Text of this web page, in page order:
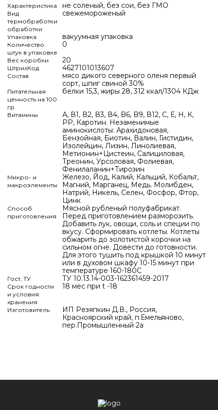
Характеристика не соленый, без сои, без ГМО
Вид
термобработки
обработки
свежемороженый
Упаковка вакуумная упаковка
Количество
штук в упаковке
0
Вес коробки 20
ШтрихКод 4627101013607
Состав
мясо дикого северного оленя первый
сорт, шпиг свиной 30%
Питательная
ценность на 100
гр
белки 15,3, жиры 28, 312 ккал/1304 КДж
Витамины
А, В1, В2, В3, В4, B6, B9, В12, С, Е, Н, К,
РР, Каротин. Незаменимые
аминокислоты: Арахидоновая,
Бензойная, Биотин, Валин, Гистидин,
Изолейцин, Лизин, Линолиевая,
Метионин+Цистеин, Салициловая,
Треонин, Урсоловая, Фолиевая,
Фенилаланин+Тирозин
Микро- и
макроэлементы
Железо, Йод, Калий, Кальций, Кобальт,
Магний, Марганец, Медь. Молибден,
Натрий, Никель, Селен, Фосфор, Фтор,
Цинк
Способ
приготовления
Мясной рубленый полуфабрикат.
Перед приготовлением разморозить.
Добавить лук, овощи, соль и специи по
вкусу. Сформировать котлеты. Котлеты
обжарить до золотистой корочки на
сильном огне. Довести до готовности.
Для этого тушить под крышкой 10 минут
или в духовом шкафу 10-15 минут при
температуре 160-180C
Гост, ТУ ТУ 10.13.14-003-162361459-2017
Срок годности
и условия
хранения
18 мес при t -18
Изготовитель
ИП Резяпкин Д.В., Россия,
Красноярский край, п.Емельяново,
пер.Промышленный 2а